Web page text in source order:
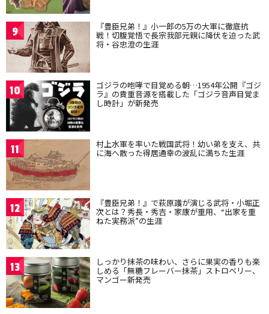
9 『豊臣兄弟！』小一郎の5万の大軍に徹底抗
戦！切腹覚悟で長宗我部元親に降伏を迫った武
将・谷忠澄の生涯
10 ゴジラの咆哮で目覚める朝…1954年公開『ゴジ
ラ』の貴重音源を搭載した「ゴジラ音声目覚ま
し時計」が新発売
11 村上水軍を率いた戦国武将！幼い弟を支え、共
に海へ散った得居通幸の波乱に満ちた生涯
12 『豊臣兄弟！』で萩原護が演じる武将・小堀正
次とは？秀長・秀吉・家康が重用、“出家を重
ねた実務派”の生涯
13 しっかり抹茶の味わい、さらに果実の香りも楽
しめる「無糖フレーバー抹茶」ストロベリー、
マンゴー新発売